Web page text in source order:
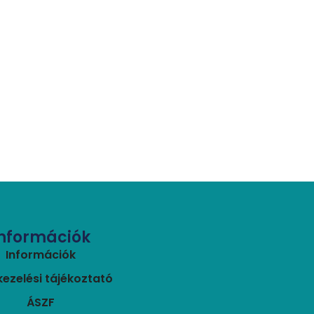
Információk
tájékoztató
ÁSZF